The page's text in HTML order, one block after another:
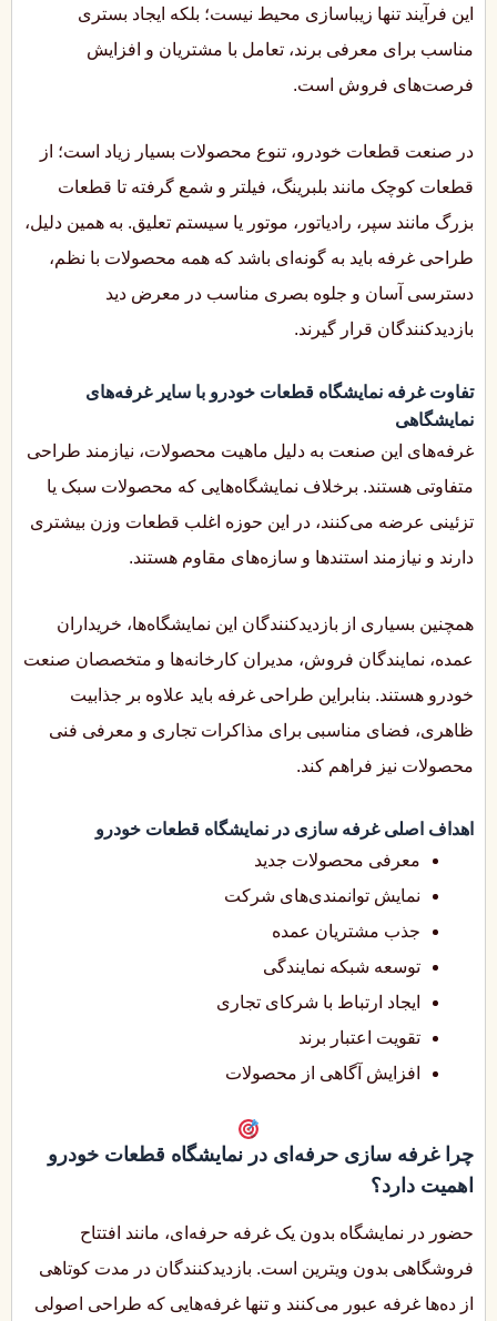
این فرآیند تنها زیباسازی محیط نیست؛ بلکه ایجاد بستری
مناسب برای معرفی برند، تعامل با مشتریان و افزایش
فرصت‌های فروش است.
در صنعت قطعات خودرو، تنوع محصولات بسیار زیاد است؛ از
قطعات کوچک مانند بلبرینگ، فیلتر و شمع گرفته تا قطعات
بزرگ مانند سپر، رادیاتور، موتور یا سیستم تعلیق. به همین دلیل،
طراحی غرفه باید به گونه‌ای باشد که همه محصولات با نظم،
دسترسی آسان و جلوه بصری مناسب در معرض دید
بازدیدکنندگان قرار گیرند.
تفاوت غرفه نمایشگاه قطعات خودرو با سایر غرفه‌های
نمایشگاهی
غرفه‌های این صنعت به دلیل ماهیت محصولات، نیازمند طراحی
متفاوتی هستند. برخلاف نمایشگاه‌هایی که محصولات سبک یا
تزئینی عرضه می‌کنند، در این حوزه اغلب قطعات وزن بیشتری
دارند و نیازمند استندها و سازه‌های مقاوم هستند.
همچنین بسیاری از بازدیدکنندگان این نمایشگاه‌ها، خریداران
عمده، نمایندگان فروش، مدیران کارخانه‌ها و متخصصان صنعت
خودرو هستند. بنابراین طراحی غرفه باید علاوه بر جذابیت
ظاهری، فضای مناسبی برای مذاکرات تجاری و معرفی فنی
محصولات نیز فراهم کند.
اهداف اصلی غرفه سازی در نمایشگاه قطعات خودرو
معرفی محصولات جدید
نمایش توانمندی‌های شرکت
جذب مشتریان عمده
توسعه شبکه نمایندگی
ایجاد ارتباط با شرکای تجاری
تقویت اعتبار برند
افزایش آگاهی از محصولات
چرا غرفه سازی حرفه‌ای در نمایشگاه قطعات خودرو
اهمیت دارد؟
حضور در نمایشگاه بدون یک غرفه حرفه‌ای، مانند افتتاح
فروشگاهی بدون ویترین است. بازدیدکنندگان در مدت کوتاهی
از ده‌ها غرفه عبور می‌کنند و تنها غرفه‌هایی که طراحی اصولی